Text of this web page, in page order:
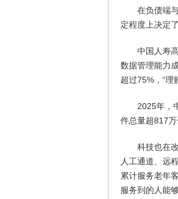
在负债端
定程度上决定
中国人寿
数据管理能力
超过75%，“理
2025年，
件总量超817
科技也在
人工通道、远
累计服务老年
服务到的人能